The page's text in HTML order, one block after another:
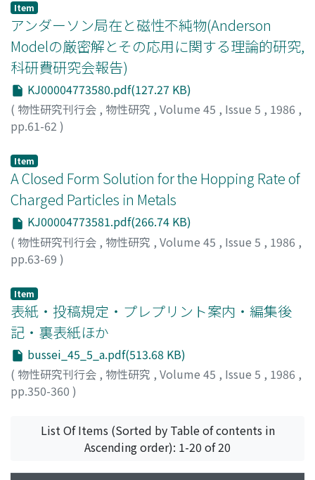
Item
アンダーソン局在と磁性不純物(Anderson
Modelの厳密解とその応用に関する理論的研究,
科研費研究会報告)
KJ00004773580.pdf(127.27 KB)
( 物性研究刊行会 , 物性研究 , Volume 45 , Issue 5 , 1986 ,
pp.61-62 )
Item
A Closed Form Solution for the Hopping Rate of
Charged Particles in Metals
KJ00004773581.pdf(266.74 KB)
( 物性研究刊行会 , 物性研究 , Volume 45 , Issue 5 , 1986 ,
pp.63-69 )
Item
表紙・投稿規定・プレプリント案内・編集後
記・裏表紙ほか
bussei_45_5_a.pdf(513.68 KB)
( 物性研究刊行会 , 物性研究 , Volume 45 , Issue 5 , 1986 ,
pp.350-360 )
List Of Items (Sorted by Table of contents in
Ascending order): 1-20 of 20